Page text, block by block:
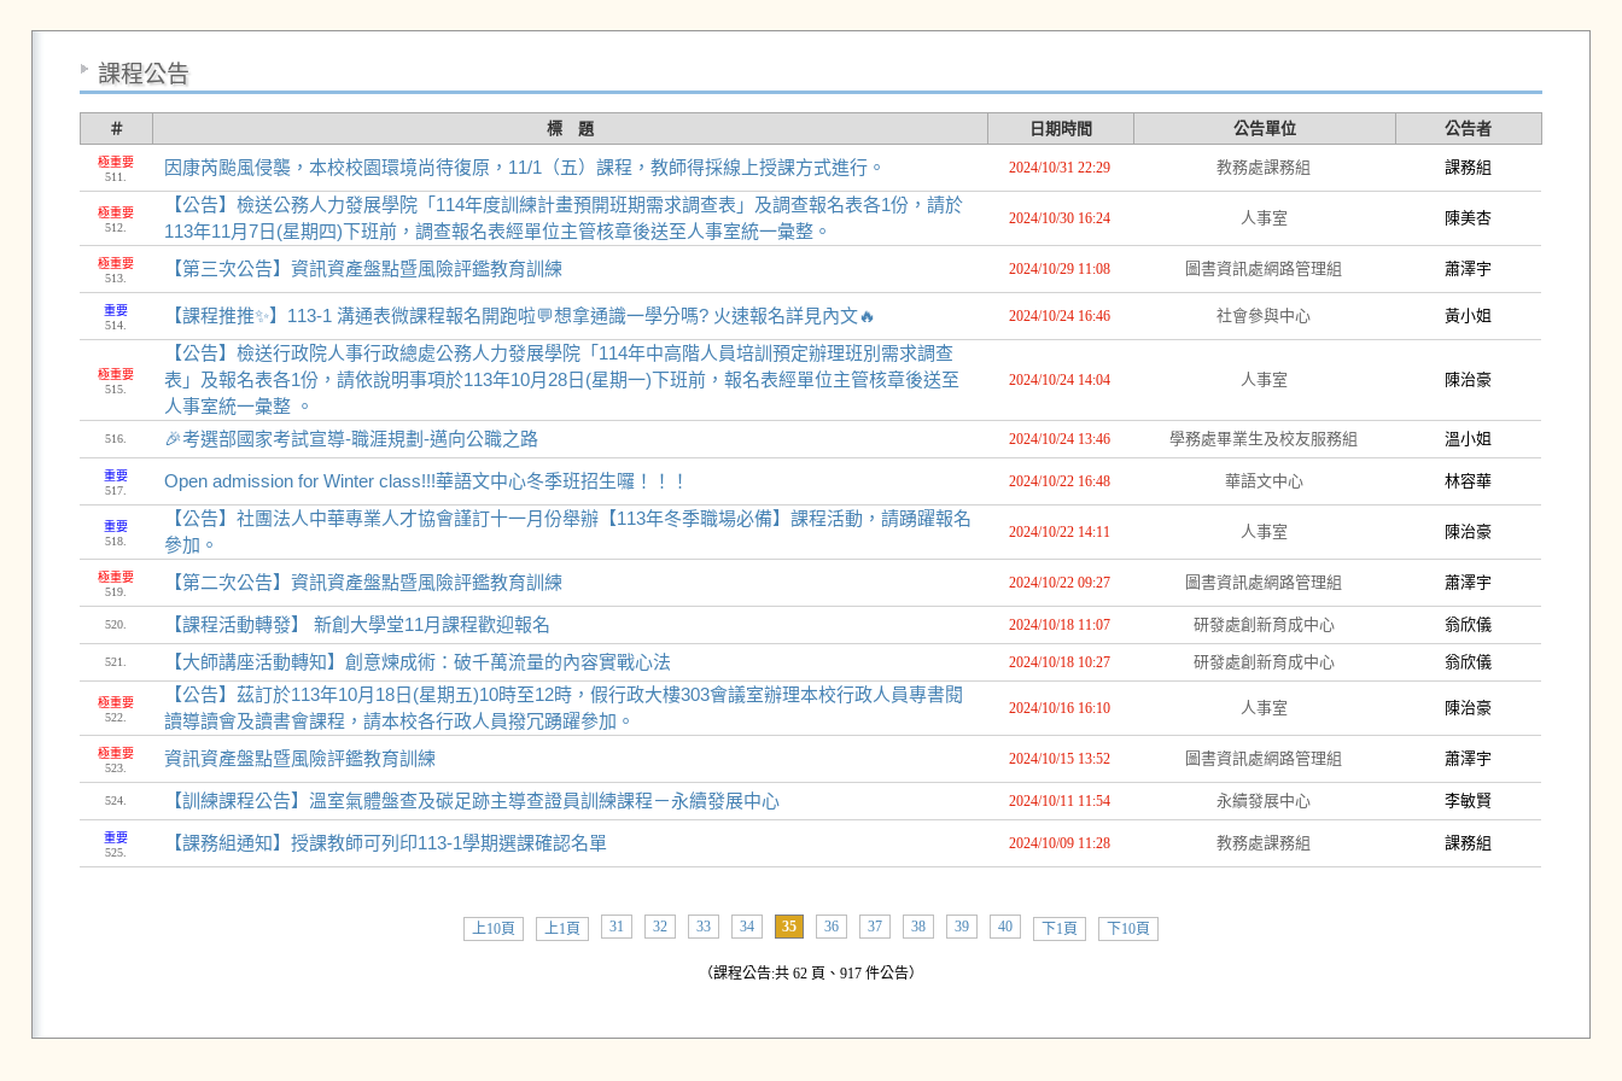
課程公告
＃ 標 題 日期時間 公告單位 公告者
極重要
511.
因康芮颱風侵襲，本校校園環境尚待復原，11/1（五）課程，教師得採線上授課方式進行。 2024/10/31 22:29 教務處課務組 課務組
極重要
512.
【公告】檢送公務人力發展學院「114年度訓練計畫預開班期需求調查表」及調查報名表各1份，請於
113年11月7日(星期四)下班前，調查報名表經單位主管核章後送至人事室統一彙整。
2024/10/30 16:24 人事室 陳美杏
極重要
513.
【第三次公告】資訊資產盤點暨風險評鑑教育訓練 2024/10/29 11:08 圖書資訊處網路管理組 蕭澤宇
重要
514.
【課程推推✨】113-1 溝通表微課程報名開跑啦💬想拿通識一學分嗎? 火速報名詳見內文🔥 2024/10/24 16:46 社會參與中心 黃小姐
極重要
515.
【公告】檢送行政院人事行政總處公務人力發展學院「114年中高階人員培訓預定辦理班別需求調查
表」及報名表各1份，請依說明事項於113年10月28日(星期一)下班前，報名表經單位主管核章後送至
人事室統一彙整 。
2024/10/24 14:04 人事室 陳治豪
516. 🎉考選部國家考試宣導-職涯規劃-邁向公職之路 2024/10/24 13:46 學務處畢業生及校友服務組 溫小姐
重要
517.
Open admission for Winter class!!!華語文中心冬季班招生囉！！！ 2024/10/22 16:48 華語文中心 林容華
重要
518.
【公告】社團法人中華專業人才協會謹訂十一月份舉辦【113年冬季職場必備】課程活動，請踴躍報名
參加。
2024/10/22 14:11 人事室 陳治豪
極重要
519.
【第二次公告】資訊資產盤點暨風險評鑑教育訓練 2024/10/22 09:27 圖書資訊處網路管理組 蕭澤宇
520. 【課程活動轉發】 新創大學堂11月課程歡迎報名 2024/10/18 11:07 研發處創新育成中心 翁欣儀
521. 【大師講座活動轉知】創意煉成術：破千萬流量的內容實戰心法 2024/10/18 10:27 研發處創新育成中心 翁欣儀
極重要
522.
【公告】茲訂於113年10月18日(星期五)10時至12時，假行政大樓303會議室辦理本校行政人員專書閱
讀導讀會及讀書會課程，請本校各行政人員撥冗踴躍參加。
2024/10/16 16:10 人事室 陳治豪
極重要
523.
資訊資產盤點暨風險評鑑教育訓練 2024/10/15 13:52 圖書資訊處網路管理組 蕭澤宇
524. 【訓練課程公告】溫室氣體盤查及碳足跡主導查證員訓練課程－永續發展中心 2024/10/11 11:54 永續發展中心 李敏賢
重要
525.
【課務組通知】授課教師可列印113-1學期選課確認名單 2024/10/09 11:28 教務處課務組 課務組
上10頁 上1頁 31 32 33 34 35 36 37 38 39 40 下1頁 下10頁
（課程公告:共 62 頁、917 件公告）